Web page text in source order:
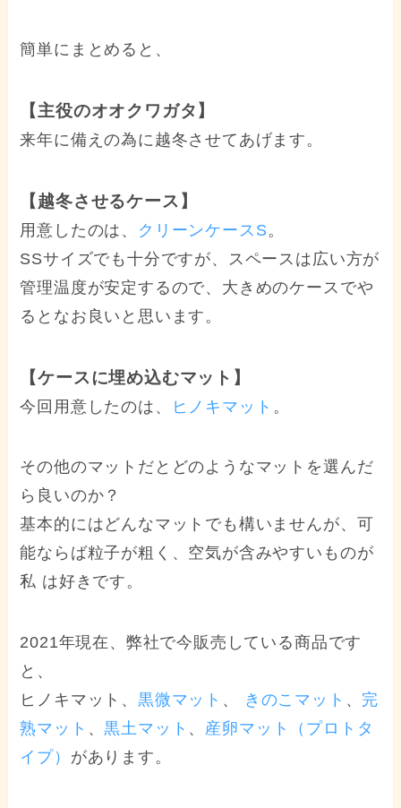
簡単にまとめると、
【主役のオオクワガタ】
来年に備えの為に越冬させてあげます。
【越冬させるケース】
用意したのは、 クリーンケースS。
SSサイズでも十分ですが、スペースは広い方が
管理温度が安定するので、大きめのケースでや
るとなお良いと思います。
【ケースに埋め込むマット】
今回用意したのは、 ヒノキマット 。
その他のマットだとどのようなマットを選んだ
ら良いのか？
基本的にはどんなマットでも構いませんが、可
能ならば粒子が粗く、空気が含みやすいものが
私 は好きです。
2021年現在、弊社で今販売している商品です
と、
ヒノキマット、黒微マット 、 きのこマット 、 完
熟マット 、黒土マット 、 産卵マット（プロトタ
イプ） があります。